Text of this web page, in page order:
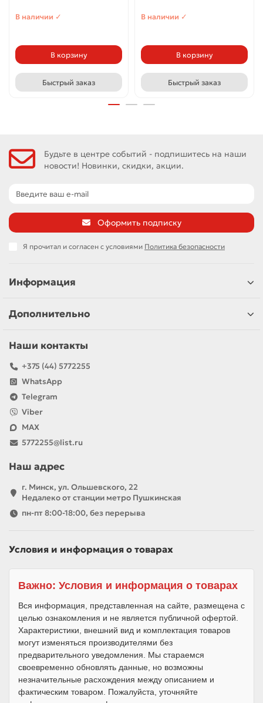
В наличии ✓
В корзину
Быстрый заказ
В наличии ✓
В корзину
Быстрый заказ
Будьте в центре событий - подпишитесь на наши
новости! Новинки, скидки, акции.
Оформить подписку
Я прочитал и согласен с условиями Политика безопасности
Информация
Дополнительно
Наши контакты
+375 (44) 5772255
WhatsApp
Telegram
Viber
MAX
5772255@list.ru
Наш адрес
г. Минск, ул. Ольшевского, 22
Недалеко от станции метро Пушкинская
пн-пт 8:00-18:00, без перерыва
Условия и информация о товарах
Важно: Условия и информация о товарах
Вся информация, представленная на сайте, размещена с
целью ознакомления и не является публичной офертой.
Характеристики, внешний вид и комплектация товаров
могут изменяться производителями без
предварительного уведомления. Мы стараемся
своевременно обновлять данные, но возможны
незначительные расхождения между описанием и
фактическим товаром. Пожалуйста, уточняйте